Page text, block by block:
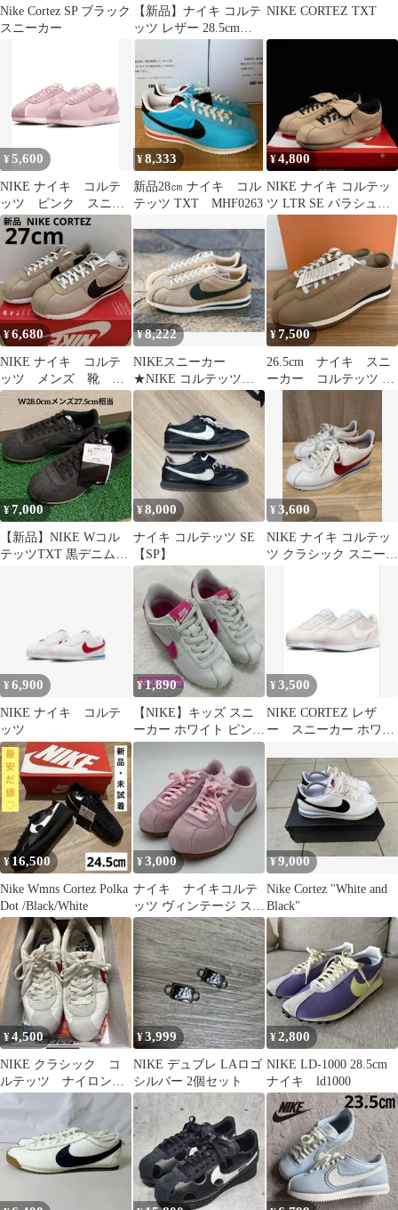
Nike Cortez SP ブラック
スニーカー
【新品】ナイキ コルテ
ッツ レザー 28.5cm
NIKE CORTEZ TXT
¥5,600
NIKE ナイキ コルテ
ッツ ピンク スニー
カー
¥8,333
新品28㎝ ナイキ コル
テッツ TXT MHF0263
¥4,800
NIKE ナイキ コルテッ
ツ LTR SE パラシュー
トベージュ 27.5
¥6,680
NIKE ナイキ コルテ
ッツ メンズ 靴 ロ
ーカットスニーカー
27cm 新品
¥8,222
NIKEスニーカー
★NIKE コルテッツ
★W26.5M26★NIKEレ
¥7,500
26.5cm ナイキ スニ
ーカー コルテッツ レ
¥7,000
【新品】NIKE Wコル
テッツTXT 黒デニム
¥8,000
ナイキ コルテッツ SE
【SP】
¥3,600
NIKE ナイキ コルテッ
ツ クラシック スニーカ
¥6,900
NIKE ナイキ コルテ
ッツ
¥1,890
【NIKE】キッズ スニ
ーカー ホワイト ピンク
コルテッツ
¥3,500
NIKE CORTEZ レザ
ー スニーカー ホワイ
¥ 16,500
Nike Wmns Cortez Polka
Dot /Black/White
¥3,000
ナイキ ナイキコルテ
ッツ ヴィンテージ スウ
ェード ピンクフォーム
23cm
¥9,000
Nike Cortez "White and
Black"
¥4,500
NIKE クラシック コ
ルテッツ ナイロン
プレミアム 28センチ
¥3,999
NIKE デュブレ LAロゴ
シルバー 2個セット
¥2,800
NIKE LD-1000 28.5cm
ナイキ ld1000